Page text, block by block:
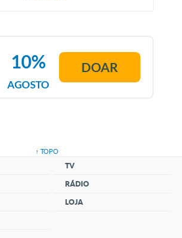
AGOSTO
10% DOAR
↑ TOPO
TV
RÁDIO
LOJA